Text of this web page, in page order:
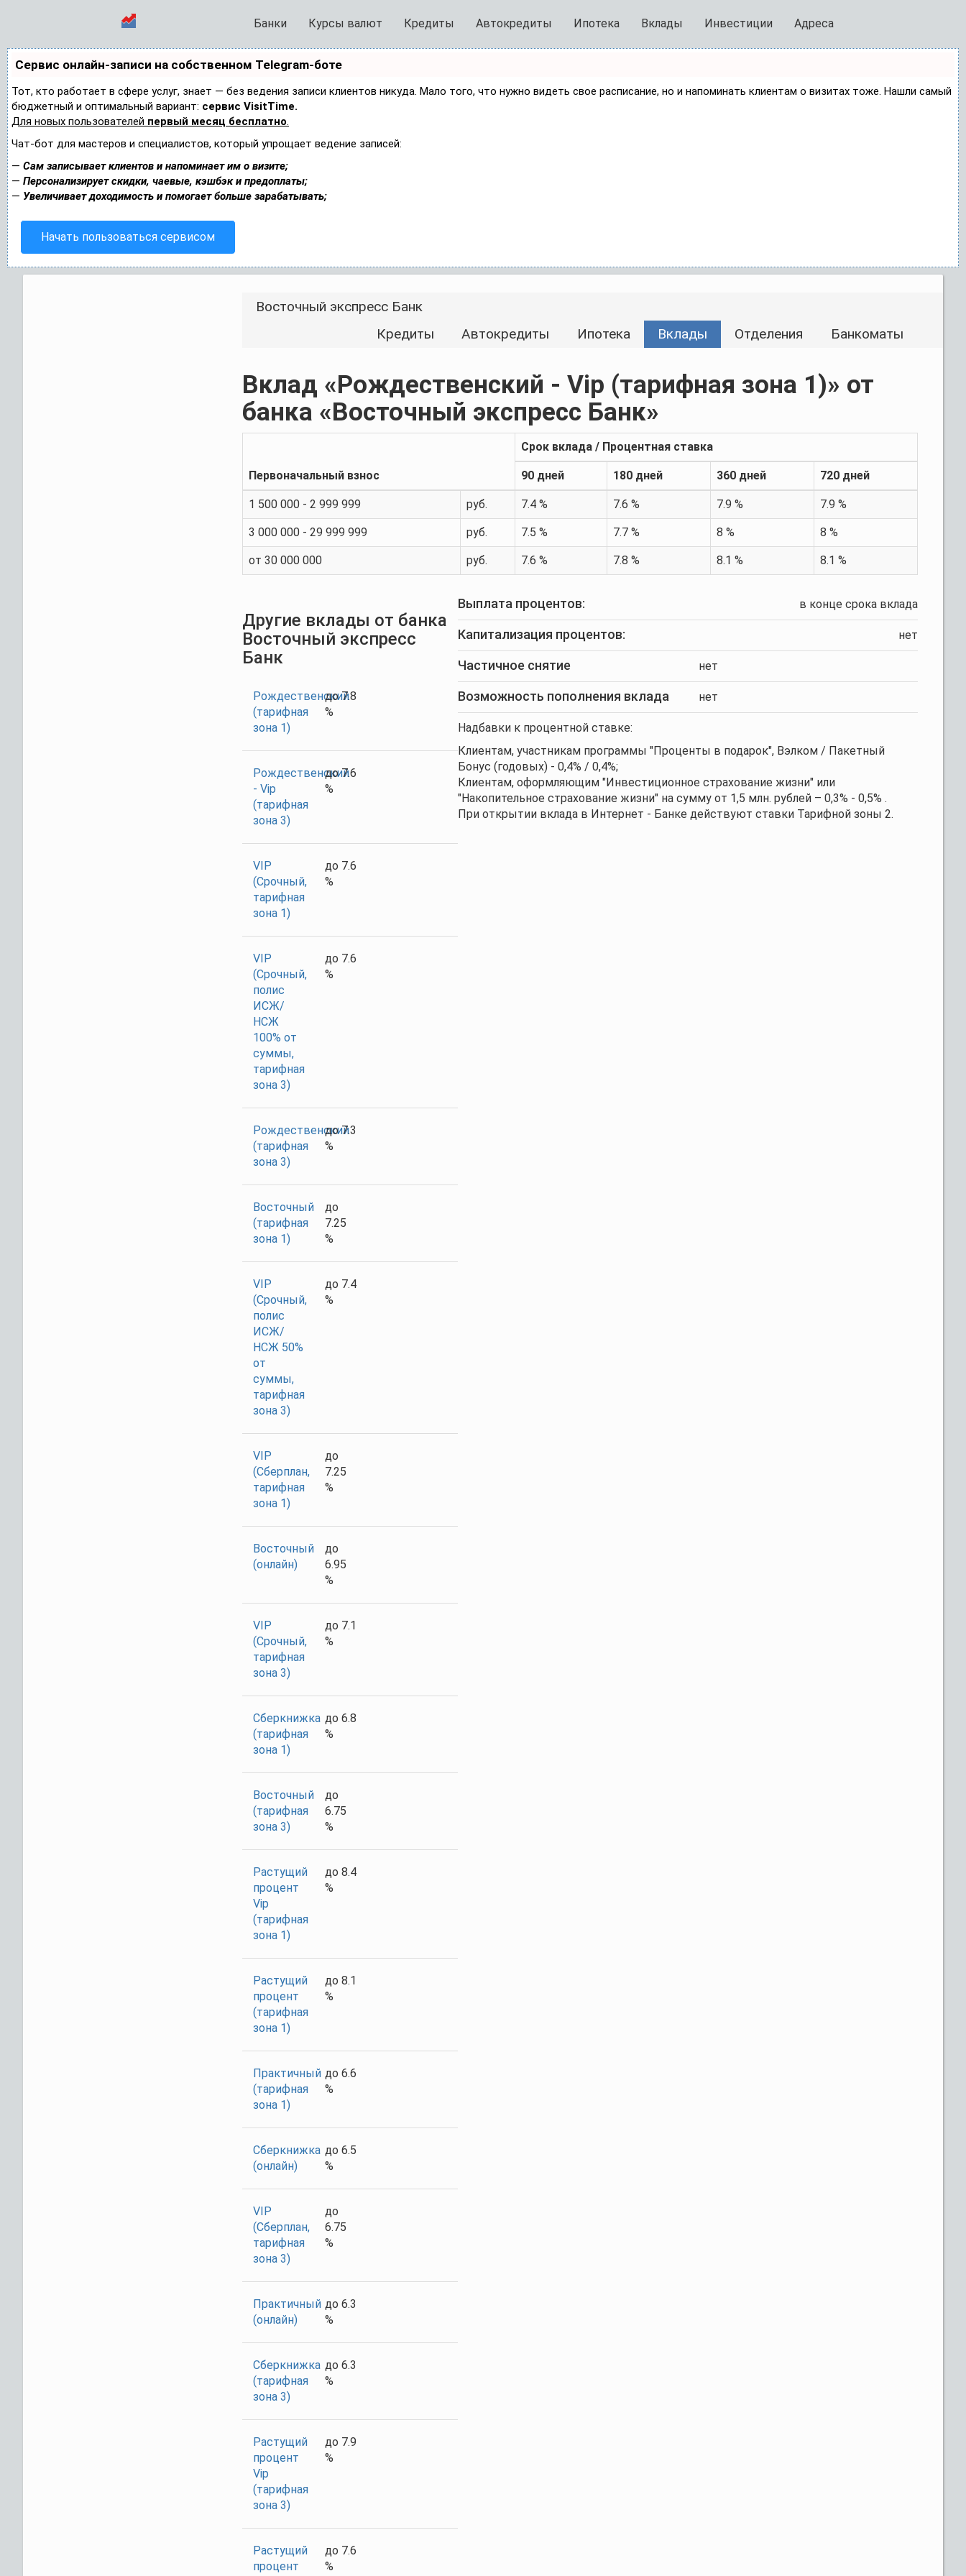
Банки Курсы валют Кредиты Автокредиты Ипотека Вклады Инвестиции Адреса
Сервис онлайн-записи на собственном Telegram-боте
Тот, кто работает в сфере услуг, знает — без ведения записи клиентов никуда. Мало того, что нужно видеть свое расписание, но и напоминать клиентам о визитах тоже. Нашли самый
бюджетный и оптимальный вариант: сервис VisitTime.
Для новых пользователей первый месяц бесплатно.
Чат-бот для мастеров и специалистов, который упрощает ведение записей:
— Сам записывает клиентов и напоминает им о визите;
— Персонализирует скидки, чаевые, кэшбэк и предоплаты;
— Увеличивает доходимость и помогает больше зарабатывать;
Начать пользоваться сервисом
Восточный экспресс Банк
Кредиты
Автокредиты Ипотека Вклады Отделения Банкоматы
Вклад «Рождественский - Vip (тарифная зона 1)» от
банка «Восточный экспресс Банк»
Первоначальный взнос
Срок вклада / Процентная ставка
90 дней 180 дней 360 дней 720 дней
1 500 000 - 2 999 999 руб. 7.4 % 7.6 % 7.9 % 7.9 %
3 000 000 - 29 999 999 руб. 7.5 % 7.7 % 8 % 8 %
от 30 000 000 руб. 7.6 % 7.8 % 8.1 % 8.1 %
Выплата процентов: в конце срока вклада
Капитализация процентов: нет
Частичное снятие нет
Возможность пополнения вклада нет
Надбавки к процентной ставке:
Клиентам, участникам программы "Проценты в подарок", Вэлком / Пакетный
Бонус (годовых) - 0,4% / 0,4%;
Клиентам, оформляющим "Инвестиционное страхование жизни" или
"Накопительное страхование жизни" на сумму от 1,5 млн. рублей – 0,3% - 0,5% .
При открытии вклада в Интернет - Банке действуют ставки Тарифной зоны 2.
Другие вклады от банка
Восточный экспресс
Банк
Рождественский
(тарифная
зона 1)
до 7.8
%
Рождественский
- Vip
(тарифная
зона 3)
до 7.6
%
VIP
(Срочный,
тарифная
зона 1)
до 7.6
%
VIP
(Срочный,
полис
ИСЖ/
НСЖ
100% от
суммы,
тарифная
зона 3)
до 7.6
%
Рождественский
(тарифная
зона 3)
до 7.3
%
Восточный
(тарифная
зона 1)
до
7.25
%
VIP
(Срочный,
полис
ИСЖ/
НСЖ 50%
от
суммы,
тарифная
зона 3)
до 7.4
%
VIP
(Сберплан,
тарифная
зона 1)
до
7.25
%
Восточный
(онлайн)
до
6.95
%
VIP
(Срочный,
тарифная
зона 3)
до 7.1
%
Сберкнижка
(тарифная
зона 1)
до 6.8
%
Восточный
(тарифная
зона 3)
до
6.75
%
Растущий
процент
Vip
(тарифная
зона 1)
до 8.4
%
Растущий
процент
(тарифная
зона 1)
до 8.1
%
Практичный
(тарифная
зона 1)
до 6.6
%
Сберкнижка
(онлайн)
до 6.5
%
VIP
(Сберплан,
тарифная
зона 3)
до
6.75
%
Практичный
(онлайн)
до 6.3
%
Сберкнижка
(тарифная
зона 3)
до 6.3
%
Растущий
процент
Vip
(тарифная
зона 3)
до 7.9
%
Растущий
процент
до 7.6
%